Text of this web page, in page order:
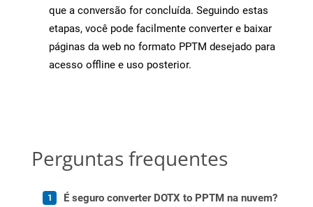
que a conversão for concluída. Seguindo estas
etapas, você pode facilmente converter e baixar
páginas da web no formato PPTM desejado para
acesso offline e uso posterior.
Perguntas frequentes
É seguro converter DOTX to PPTM na nuvem?